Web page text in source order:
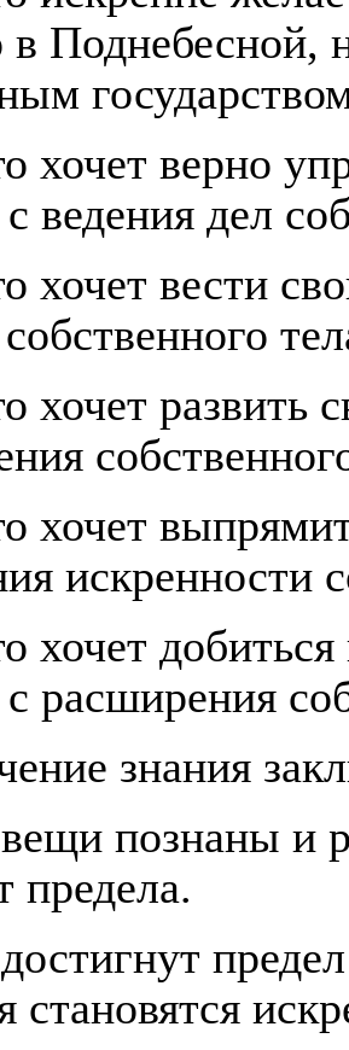
в Поднебесной,
хочет верно
ведения дел
хочет вести
хочет развить
хочет
искренности
хочет
расширения
знания
познаны и
предела.
становятся